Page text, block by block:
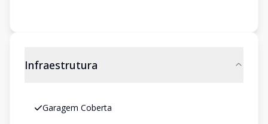
Infraestrutura
Garagem Coberta